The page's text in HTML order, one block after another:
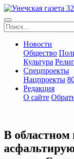
Новости
Общество
Культура
Спецпроекты
Нацпроекты
Редакция
О сайте
В